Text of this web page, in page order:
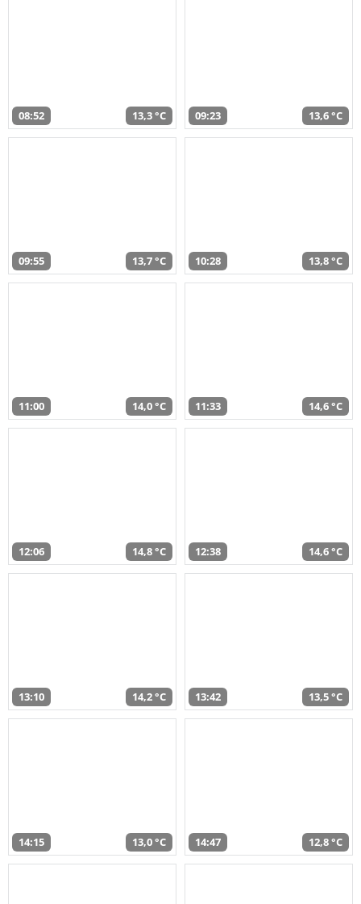
08:52 13,3 °C 09:23 13,6 °C
09:55 13,7 °C 10:28 13,8 °C
11:00 14,0 °C 11:33 14,6 °C
12:06 14,8 °C 12:38 14,6 °C
13:10 14,2 °C 13:42 13,5 °C
14:15 13,0 °C 14:47 12,8 °C